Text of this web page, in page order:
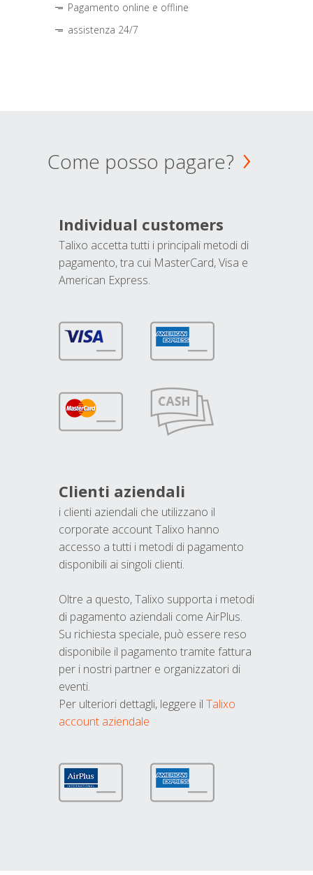
Pagamento online e offline
assistenza 24/7
Come posso pagare?
Individual customers
Talixo accetta tutti i principali metodi di
pagamento, tra cui MasterCard, Visa e
American Express.
Clienti aziendali
i clienti aziendali che utilizzano il
corporate account Talixo hanno
accesso a tutti i metodi di pagamento
disponibili ai singoli clienti.
Oltre a questo, Talixo supporta i metodi
di pagamento aziendali come AirPlus.
Su richiesta speciale, può essere reso
disponibile il pagamento tramite fattura
per i nostri partner e organizzatori di
eventi.
Per ulteriori dettagli, leggere il Talixo
account aziendale